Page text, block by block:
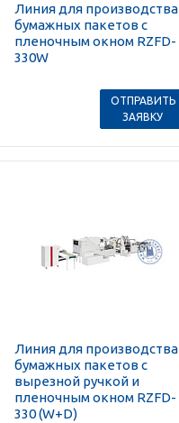
Линия для производства
бумажных пакетов с
пленочным окном RZFD-
330W
ОТПРАВИТЬ
ЗАЯВКУ
Линия для производства
бумажных пакетов с
вырезной ручкой и
пленочным окном RZFD-
330 (W+D)